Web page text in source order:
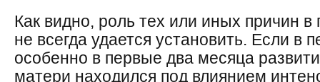
Как видно, роль тех или иных причин
не всегда удается установить. Если в
особенно в первые два месяца
матери находился под влиянием